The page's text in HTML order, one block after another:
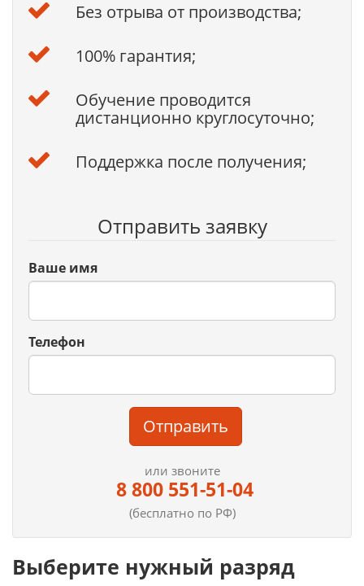
Без отрыва от производства;
100% гарантия;
Обучение проводится
дистанционно круглосуточно;
Поддержка после получения;
Отправить заявку
Ваше имя
Телефон
Отправить
или звоните
8 800 551-51-04
(бесплатно по РФ)
Выберите нужный разряд